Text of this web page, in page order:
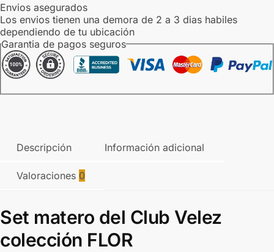
Envios asegurados
Los envios tienen una demora de 2 a 3 dias habiles
dependiendo de tu ubicación
Garantia de pagos seguros
Descripción Información adicional
Valoraciones 0
Set matero del Club Velez
colección FLOR